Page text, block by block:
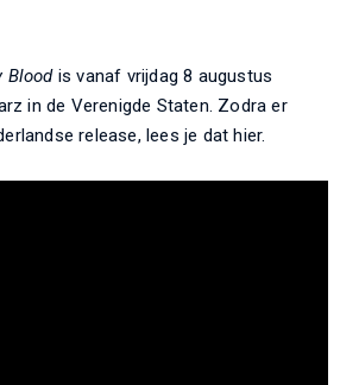
Bloodis vanaf vrijdag 8 augustus
in de Verenigde Staten. Zodra er
release, lees je dat hier.